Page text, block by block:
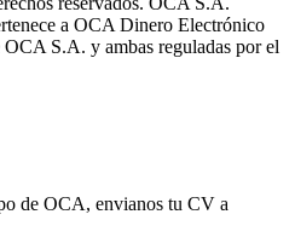
a OCA Dinero Electrónico
S.A. y ambas reguladas por el
de OCA, envianos tu CV a